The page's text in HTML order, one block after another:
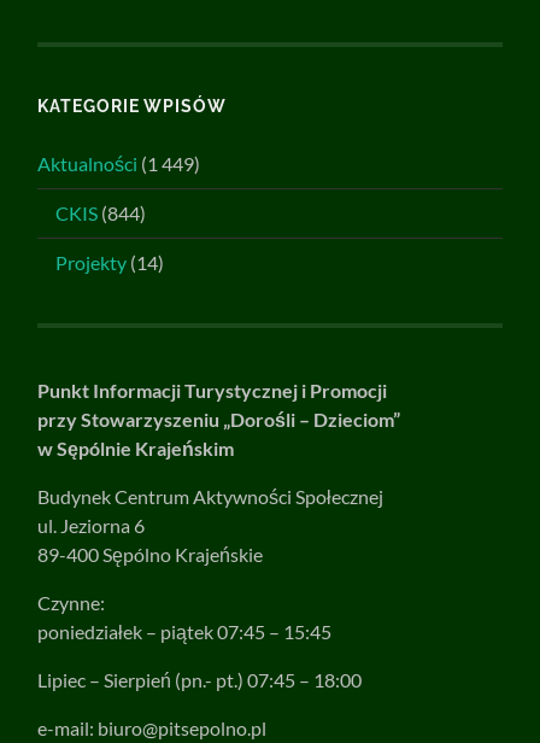
KATEGORIE WPISÓW
Aktualności (1 449)
CKIS (844)
Projekty (14)
Punkt Informacji Turystycznej i Promocji
przy Stowarzyszeniu „Dorośli – Dzieciom”
w Sępólnie Krajeńskim
Budynek Centrum Aktywności Społecznej
ul. Jeziorna 6
89-400 Sępólno Krajeńskie
Czynne:
poniedziałek – piątek 07:45 – 15:45
Lipiec – Sierpień (pn.- pt.) 07:45 – 18:00
e-mail: biuro@pitsepolno.pl